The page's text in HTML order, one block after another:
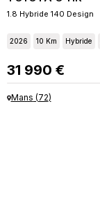
1.8 Hybride 140 Design
2026 10 Km Hybride
31 990 €
Mans (72)